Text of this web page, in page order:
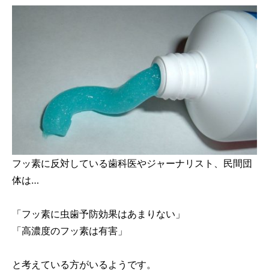
フッ素に反対している歯科医やジャーナリスト、民間団
体は…
「フッ素に虫歯予防効果はあまりない」
「高濃度のフッ素は有害」
と考えている方がいるようです。